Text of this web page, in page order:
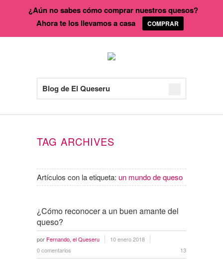
Blog de El Queseru
TAG ARCHIVES
Artículos con la etiqueta: un mundo de queso
¿Cómo reconocer a un buen amante del
queso?
por Fernando, el Queseru
10 enero 2018
0 comentarios
13
¿Aún no sabes cómo comprar nuestros quesos?
Ahora te los llevamos a casa
COMPRAR